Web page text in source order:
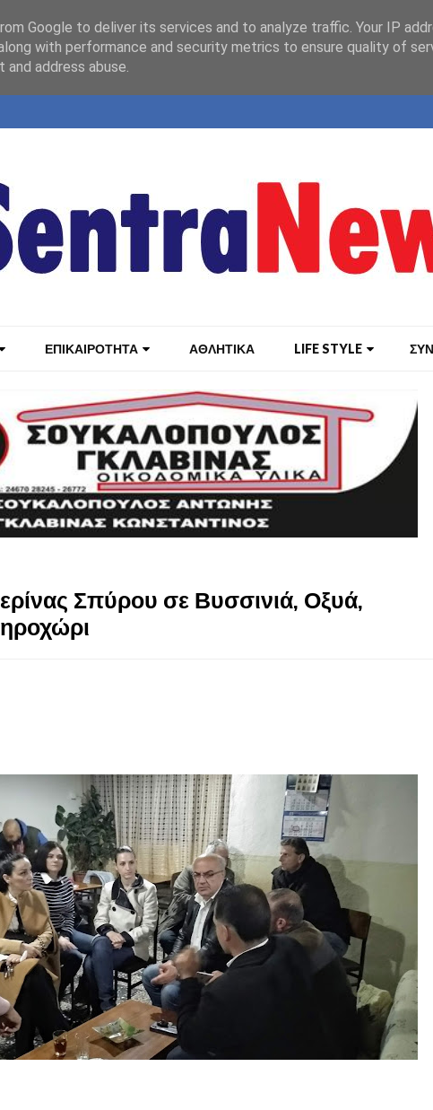
ΕΠΙΚΑΙΡΟΤΗΤΑ ΑΘΛΗΤΙΚΑ LIFE STYLE
Σπύρου σε Βυσσινιά, Οξυά,
Google to deliver its services and to analyze traffic. Your IP
with performance and security metrics to ensure quality of
address abuse.